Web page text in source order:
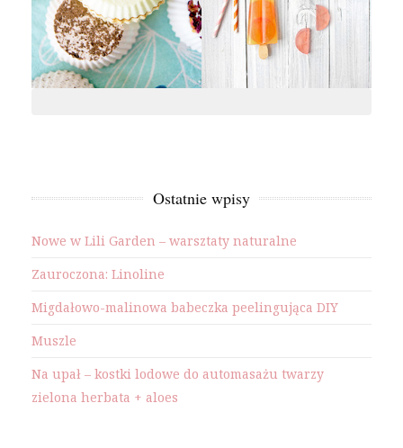
Ostatnie wpisy
Nowe w Lili Garden – warsztaty naturalne
Zauroczona: Linoline
Migdałowo-malinowa babeczka peelingująca DIY
Muszle
Na upał – kostki lodowe do automasażu twarzy
zielona herbata + aloes